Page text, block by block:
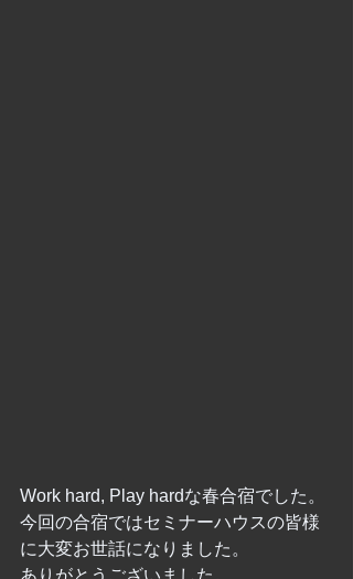
Work hard, Play hardな春合宿でした。
今回の合宿ではセミナーハウスの皆様
に大変お世話になりました。
ありがとうございました。